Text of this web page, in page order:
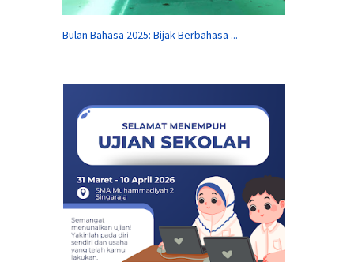
Bulan Bahasa 2025: Bijak Berbahasa ...